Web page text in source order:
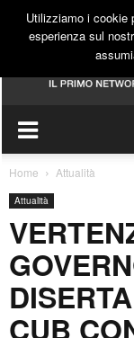
Home Attualità
Attualità
CUB
Utilizziamo i cookie
esperienza sul